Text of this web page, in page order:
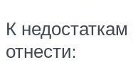
К
отнести: